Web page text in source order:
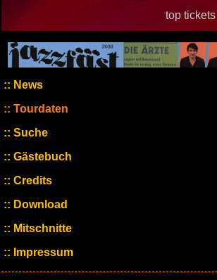
top tickets
News
Tourdaten
Suche
Gästebuch
Credits
Download
Mitschnitte
Impressum